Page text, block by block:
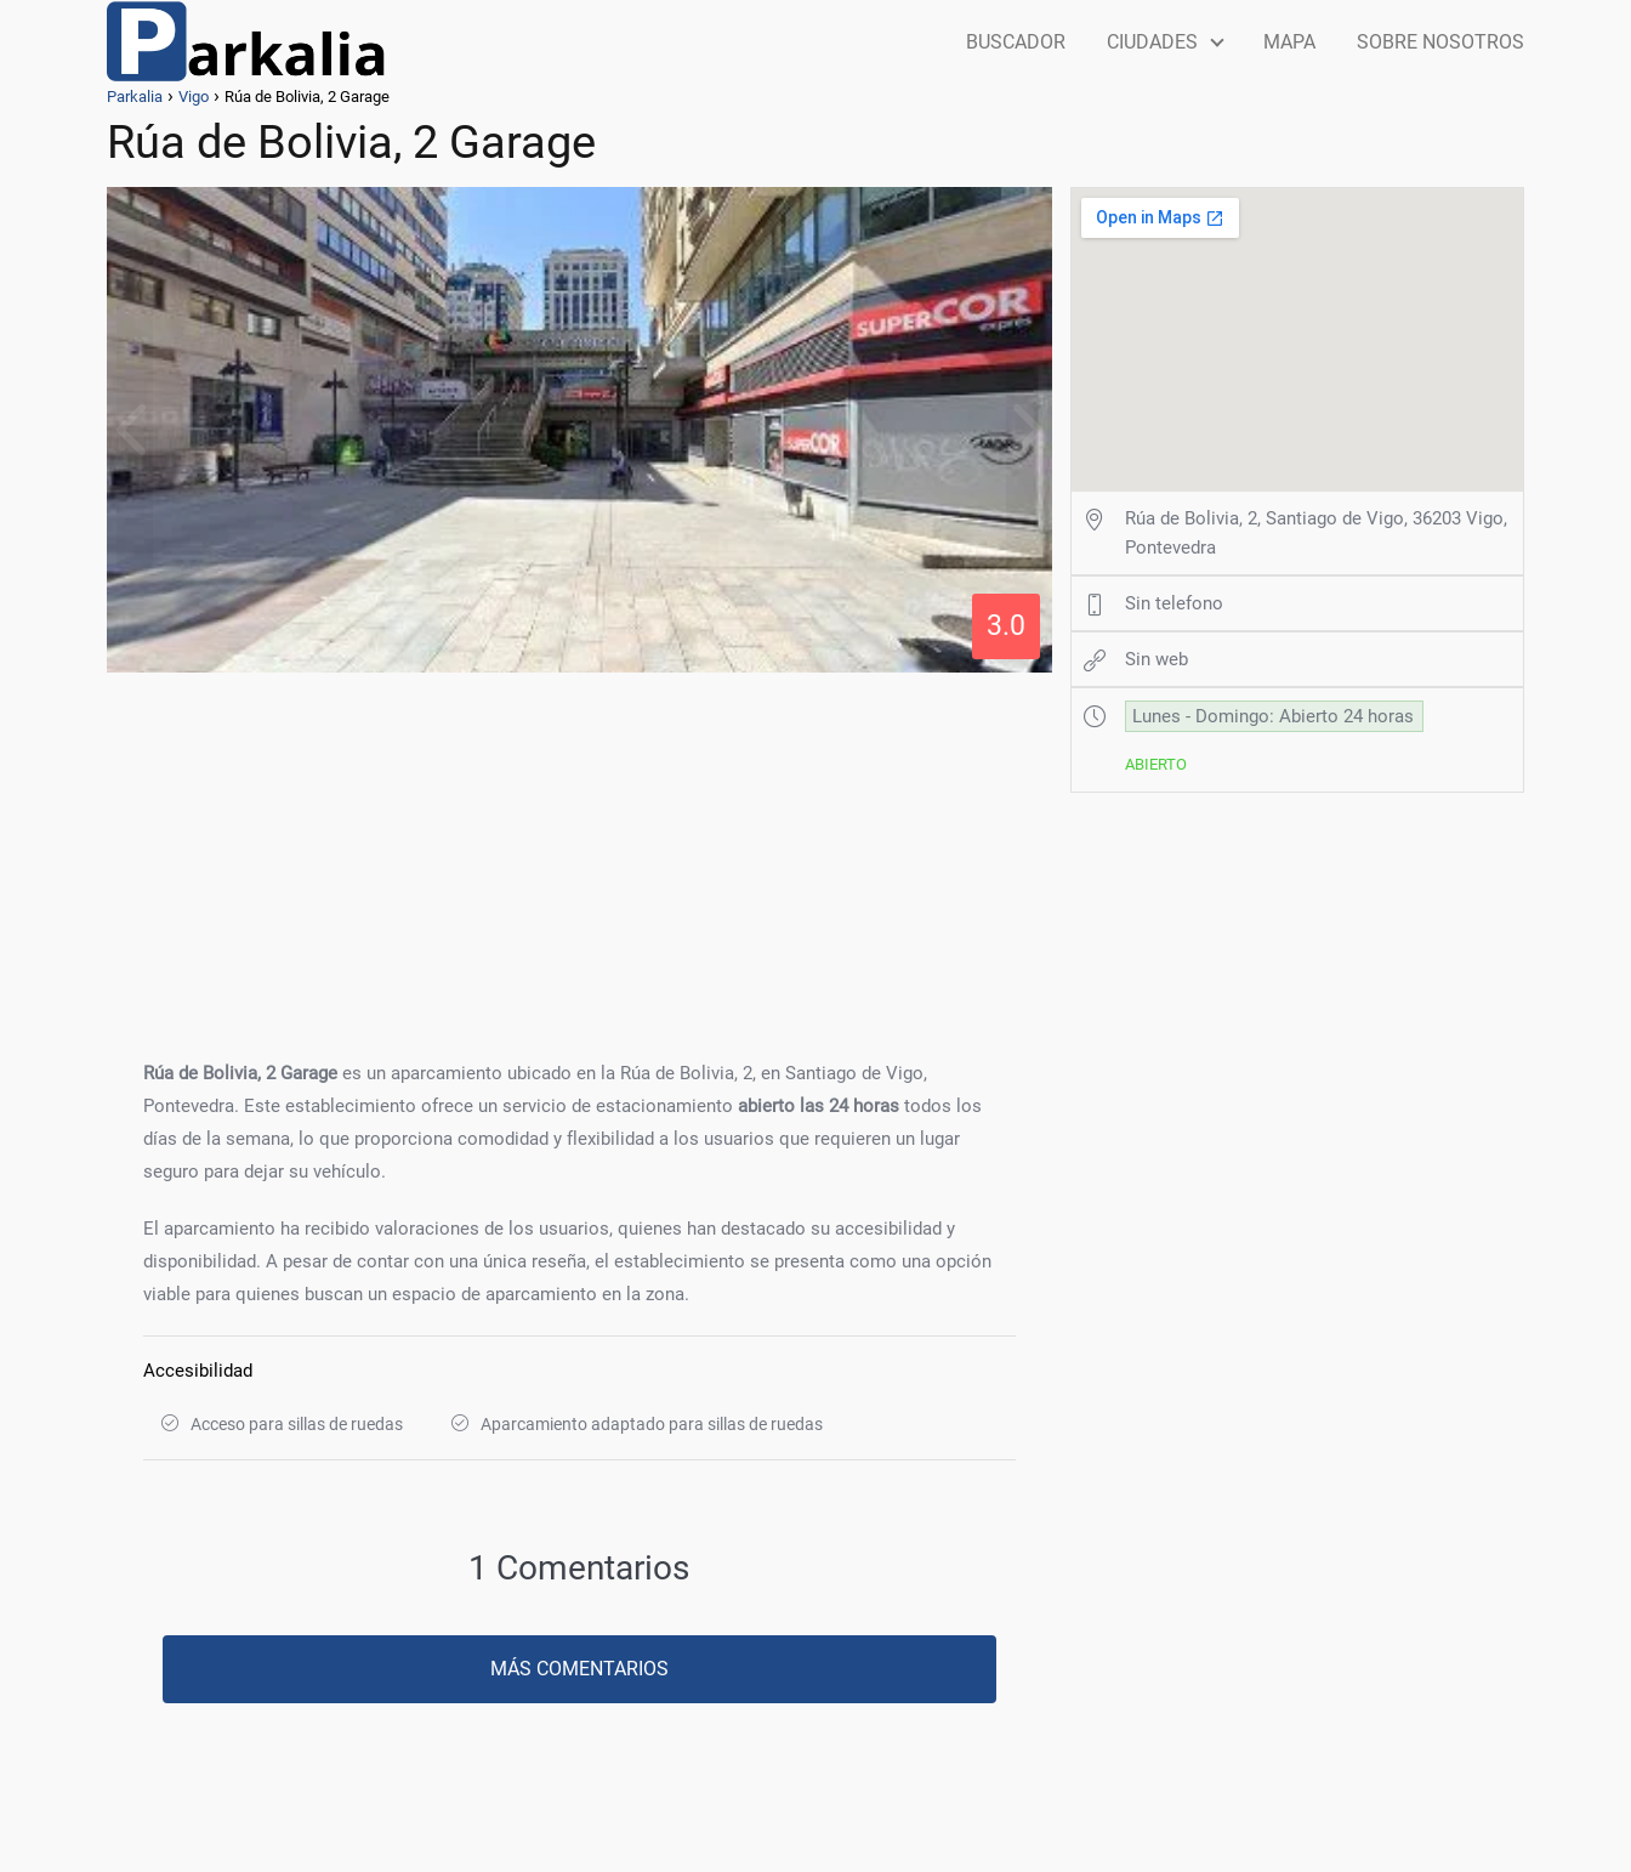
BUSCADOR CIUDADES MAPA SOBRE NOSOTROS
Parkalia Vigo Rúa de Bolivia, 2 Garage
Rúa de Bolivia, 2 Garage
3.0
Rúa de Bolivia, 2 Garage es un aparcamiento ubicado en la Rúa de Bolivia, 2, en Santiago de Vigo,
Pontevedra. Este establecimiento ofrece un servicio de estacionamiento abierto las 24 horas todos los
días de la semana, lo que proporciona comodidad y flexibilidad a los usuarios que requieren un lugar
seguro para dejar su vehículo.
El aparcamiento ha recibido valoraciones de los usuarios, quienes han destacado su accesibilidad y
disponibilidad. A pesar de contar con una única reseña, el establecimiento se presenta como una opción
viable para quienes buscan un espacio de aparcamiento en la zona.
Accesibilidad
Acceso para sillas de ruedas Aparcamiento adaptado para sillas de ruedas
1 Comentarios
MÁS COMENTARIOS
Rúa de Bolivia, 2, Santiago de Vigo, 36203 Vigo,
Pontevedra
Sin telefono
Sin web
Lunes - Domingo: Abierto 24 horas
ABIERTO